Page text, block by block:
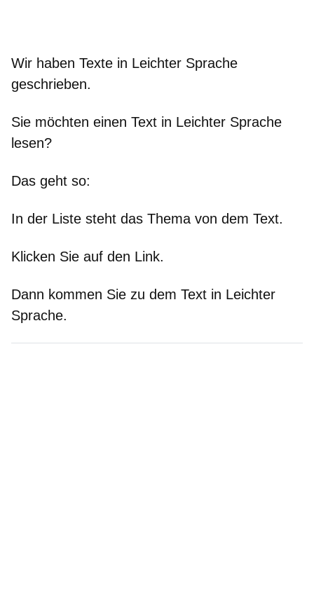
Wir haben Texte in Leichter Sprache
geschrieben.
Sie möchten einen Text in Leichter Sprache
lesen?
Das geht so:
In der Liste steht das Thema von dem Text.
Klicken Sie auf den Link.
Dann kommen Sie zu dem Text in Leichter
Sprache.